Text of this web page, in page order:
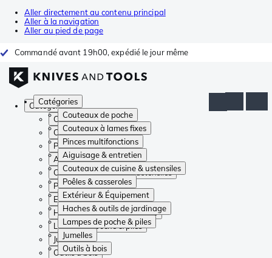
Aller directement au contenu principal
Aller à la navigation
Aller au pied de page
Commandé avant 19h00, expédié le jour même
Catégories
Couteaux de poche
Couteaux à lames fixes
Pinces multifonctions
Aiguisage & entretien
Couteaux de cuisine & ustensiles
Poêles & casseroles
Extérieur & Équipement
Haches & outils de jardinage
Lampes de poche & piles
Jumelles
Outils à bois
Catégories
Couteaux de poche
Couteaux à lames fixes
Pinces multifonctions
Aiguisage & entretien
Couteaux de cuisine & ustensiles
Poêles & casseroles
Extérieur & Équipement
Haches & outils de jardinage
Lampes de poche & piles
Jumelles
Outils à bois